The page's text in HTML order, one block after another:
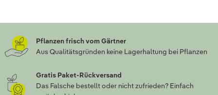
Pflanzen frisch vom Gärtner
Aus Qualitätsgründen keine Lagerhaltung bei Pflanzen
Gratis Paket-Rückversand
Das Falsche bestellt oder nicht zufrieden? Einfach